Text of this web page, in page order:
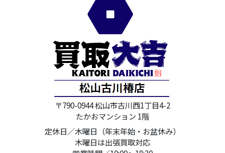
〒790-0944 松山市古川西1丁目4-2
たかおマンション 1階
定休日／木曜日（年末年始・お盆休み）
木曜日は出張買取対応